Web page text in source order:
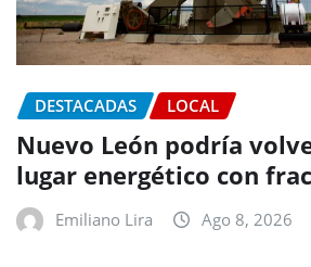
DESTACADAS LOCAL
Nuevo León podría
lugar energético con
Emiliano Lira Ago 8, 2026